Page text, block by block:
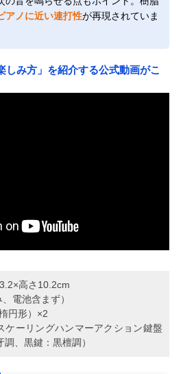
アノに近い連打性が再現されていま
み方」を紹介する公式動画がこ
高さ10.2cm
電池含まず）
円形）×2
ケーリングハンマーアクション鍵盤
調、黒鍵：黒檀調）